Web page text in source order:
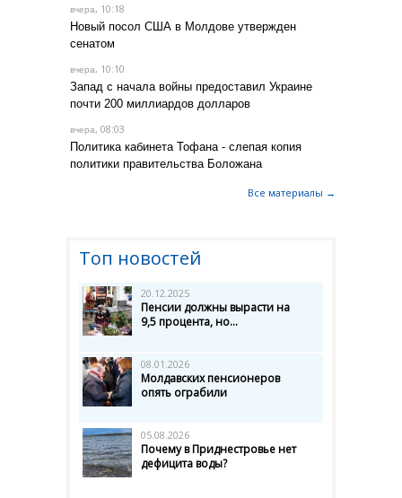
вчера, 10:18
Новый посол США в Молдове утвержден
сенатом
вчера, 10:10
Запад с начала войны предоставил Украине
почти 200 миллиардов долларов
вчера, 08:03
Политика кабинета Тофана - слепая копия
политики правительства Боложана
Все материалы →
Топ новостей
20.12.2025
Пенсии должны вырасти на
9,5 процента, но...
08.01.2026
Молдавских пенсионеров
опять ограбили
05.08.2026
Почему в Приднестровье нет
дефицита воды?